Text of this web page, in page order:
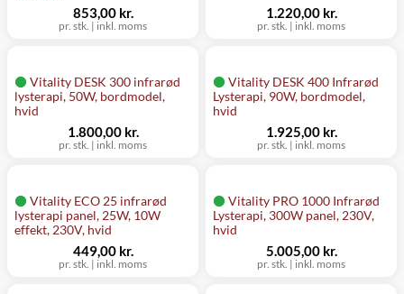
pr. stk. | inkl. moms
853,00 kr.
pr. stk. | inkl. moms
1.220,00 kr.
Vitality DESK 300 infrarød
lysterapi, 50W, bordmodel,
hvid
pr. stk. | inkl. moms
1.800,00 kr.
Vitality DESK 400 Infrarød
Lysterapi, 90W, bordmodel,
hvid
pr. stk. | inkl. moms
1.925,00 kr.
Vitality ECO 25 infrarød
lysterapi panel, 25W, 10W
effekt, 230V, hvid
pr. stk. | inkl. moms
449,00 kr.
Vitality PRO 1000 Infrarød
Lysterapi, 300W panel, 230V,
hvid
pr. stk. | inkl. moms
5.005,00 kr.